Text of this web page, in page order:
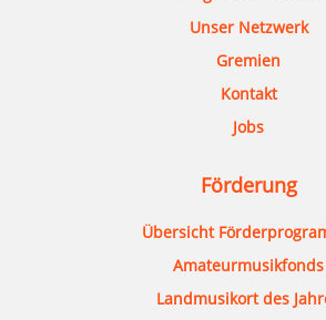
Unser Netzwerk
Gremien
Kontakt
Jobs
Förderung
Übersicht
Amateurmusikfonds
Landmusikort des